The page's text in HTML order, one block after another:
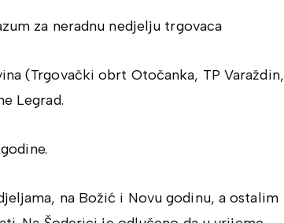
za neradnu nedjelju trgovaca
(Trgovački obrt Otočanka, TP Varaždin,
Legrad.
na Božić i Novu godinu, a ostalim